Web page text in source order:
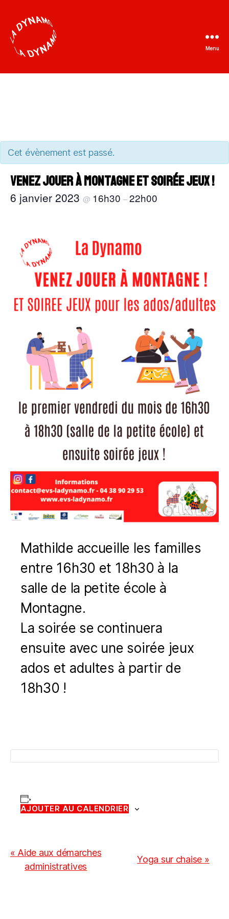
Dynamo
Menu
Cet évènement est passé.
Venez jouer à Montagne et soirée jeux !
6 janvier 2023 @ 16h30 –22h00
Mathilde accueille les familles
entre 16h30 et 18h30 à la
salle de la petite école à
Montagne.
La soirée se continuera
ensuite avec une soirée jeux
ados et adultes à partir de
18h30 !
AJOUTER AU CALENDRIER
« Aide aux démarches
administratives
Yoga sur chaise »